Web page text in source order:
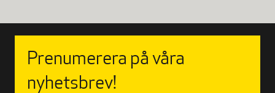
Prenumerera på våra
nyhetsbrev!